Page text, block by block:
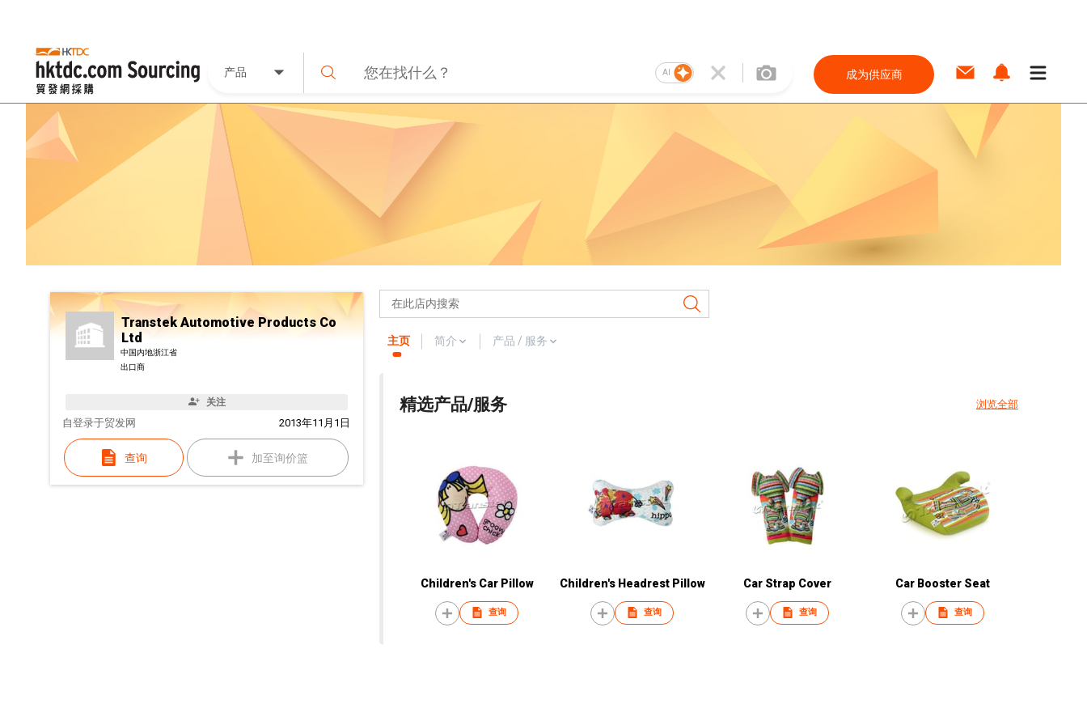
产品 AI 成为供应商
Transtek Automotive Products Co
Ltd
中国内地浙江省
出口商
关注
自 2013年11月1日
登录于贸发网
查询 加至询价篮
主页 简介 产品 / 服务
精选产品/服务 浏览全部
Children's Car Pillow
查询
Children's Headrest Pillow
查询
Car Strap Cover
查询
Car Booster Seat
查询